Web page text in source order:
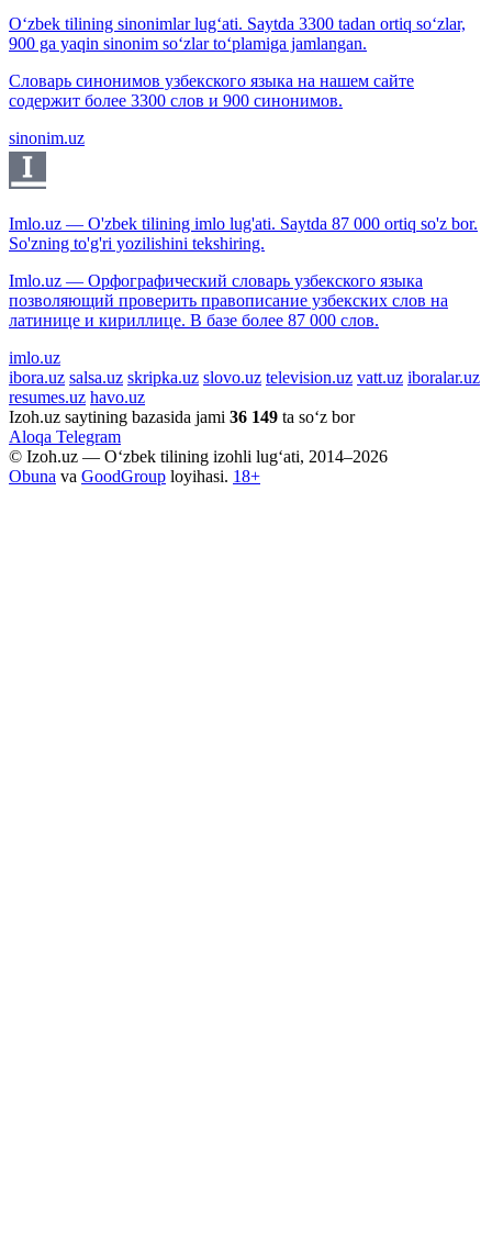
O‘zbek tilining sinonimlar lug‘ati. Saytda 3300 tadan ortiq so‘zlar,
900 ga yaqin sinonim so‘zlar to‘plamiga jamlangan.
Словарь синонимов узбекского языка на нашем сайте
содержит более 3300 слов и 900 синонимов.
sinonim.uz
Imlo.uz — O'zbek tilining imlo lug'ati. Saytda 87 000 ortiq so'z bor.
So'zning to'g'ri yozilishini tekshiring.
Imlo.uz — Орфографический словарь узбекского языка
позволяющий проверить правописание узбекских слов на
латинице и кириллице. В базе более 87 000 слов.
imlo.uz
ibora.uz salsa.uz skripka.uz slovo.uz television.uz vatt.uz iboralar.uz
resumes.uz havo.uz
Izoh.uz saytining bazasida jami 36 149 ta so‘z bor
Aloqa Telegram
© Izoh.uz — O‘zbek tilining izohli lug‘ati, 2014–2026
Obuna va GoodGroup loyihasi. 18+